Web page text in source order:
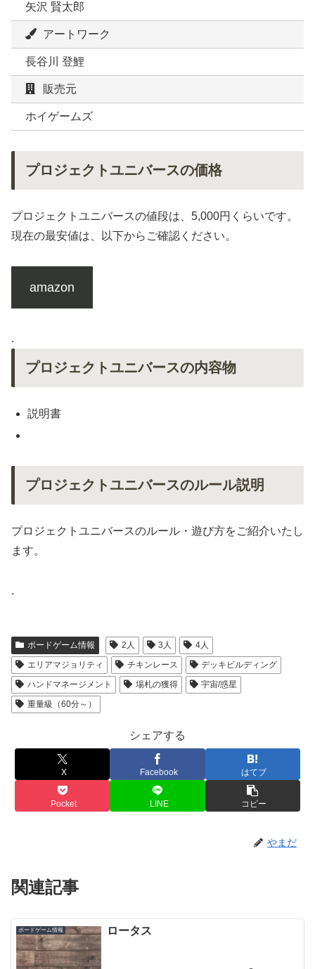
矢沢 賢太郎
アートワーク
長谷川 登鯉
販売元
ホイゲームズ
プロジェクトユニバースの価格
プロジェクトユニバースの値段は、5,000円くらいです。
現在の最安値は、以下からご確認ください。
amazon
.
プロジェクトユニバースの内容物
説明書
プロジェクトユニバースのルール説明
プロジェクトユニバースのルール・遊び方をご紹介いたし
ます。
.
ボードゲーム情報 2人 3人
4人
エリアマジョリティ
チキンレース
デッキビルディング
ハンドマネージメント
場札の獲得
宇宙/惑星
重量級（60分～）
シェアする
X Facebook はてブ
Pocket LINE コピー
やまだ
関連記事
ボードゲーム情報 ロータス